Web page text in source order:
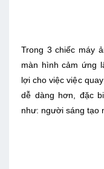
Trong 3 chiếc máy
màn hình cảm ứng
lợi cho việc việc
dễ dàng hơn, đặc
như: người sáng tạo